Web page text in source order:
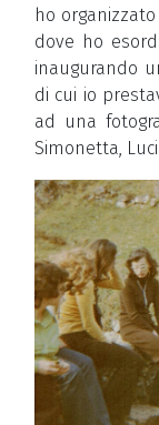
ho
dove ho
inaugurando
di cui io
ad una
Simonetta,